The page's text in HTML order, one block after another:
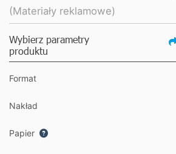
(Materiały reklamowe)
Wybierz parametry
produktu
Format
Nakład
Papier